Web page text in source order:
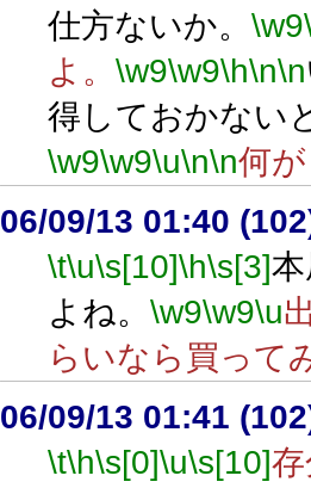
仕方ないか。 \w9
よ。 \w9\w9\h\n\n
得しておかない
\w9\w9\u\n\n何
06/09/13 01:40
\t\u\s[10]\h\s[3]
よね。 \w9\w9\u
らいなら買って
06/09/13 01:41
\t\h\s[0]\u\s[10]